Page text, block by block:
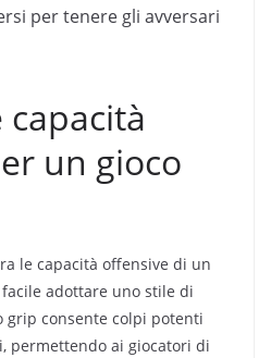
per tenere gli avversari
un gioco
le capacità offensive di un
adottare uno stile di
grip consente colpi potenti
permettendo ai giocatori di